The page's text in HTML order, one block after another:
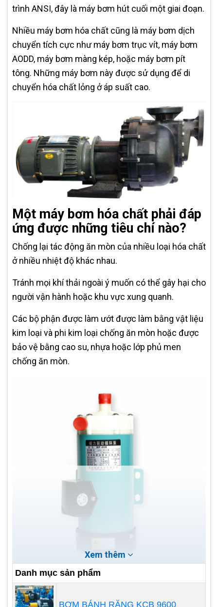
trình ANSI, đây là máy bơm hút cuối một giai đoạn.
Nhiều máy bơm hóa chất cũng là máy bơm dịch
chuyển tích cực như máy bơm trục vít, máy bơm
AODD, máy bơm màng kép, hoặc máy bơm pít
tông. Những máy bơm này được sử dụng để di
chuyển hóa chất lỏng ở áp suất cao.
Một máy bơm hóa chất phải đáp
ứng được những tiêu chí nào?
Chống lại tác động ăn mòn của nhiều loại hóa chất
ở nhiều nhiệt độ khác nhau.
Tránh mọi khí thải ngoài ý muốn có thể gây hại cho
người vận hành hoặc khu vực xung quanh.
Các bộ phận được làm ướt được làm bằng vật liệu
kim loại và phi kim loại chống ăn mòn hoặc được
bảo vệ bằng cao su, nhựa hoặc lớp phủ men
chống ăn mòn.
Máy bơm hóa chất hoạt động
như thế nào?
Xem thêm
Danh mục sản phẩm
BƠM BÁNH RĂNG KCB 9600